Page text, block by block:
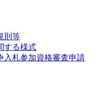
則等
する様式
入札参加資格審査申請